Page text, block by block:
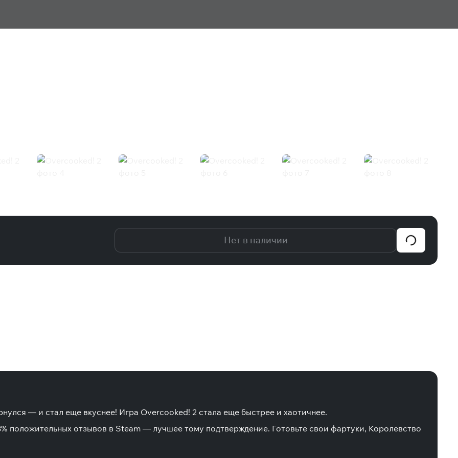
Нет в наличии
— и стал еще вкуснее! Игра Overcooked! 2 стала еще быстрее и хаотичнее.
положительных отзывов в Steam — лучшее тому подтверждение. Готовьте свои фартуки, Королевство